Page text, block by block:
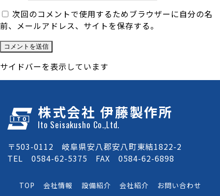
次回のコメントで使用するためブラウザーに自分の名
前、メールアドレス、サイトを保存する。
サイドバーを表示しています
株式会社 伊藤製作所
Ito Seisakusho Co.,Ltd.
〒503-0112 岐阜県安八郡安八町東結1822-2
TEL 0584-62-5375 FAX 0584-62-6898
TOP 会社情報 設備紹介 会社紹介 お問い合わせ